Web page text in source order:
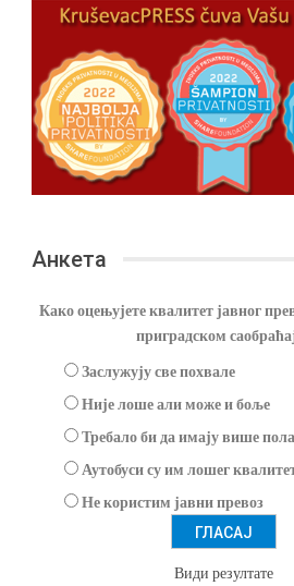
Анкета
Како оцењујете квалитет јавног
приградском
Заслужују све похвале
Није лоше али може и боље
Требало би да имају више
Аутобуси су им лошег
Не користим јавни превоз
Види резултате